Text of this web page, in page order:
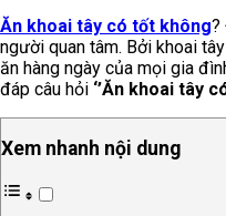
Ăn khoai tây có tốt không?
người quan tâm. Bởi khoai
ăn hàng ngày của mọi gia
đáp câu hỏi ‘’Ăn khoai tây
Xem nhanh nội dung